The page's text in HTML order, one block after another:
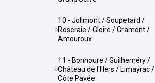
10 - Jolimont / Soupetard /
Roseraie / Gloire / Gramont /
Amouroux
11 - Bonhoure / Guilheméry /
Château de l'Hers / Limayrac /
Côte Pavée